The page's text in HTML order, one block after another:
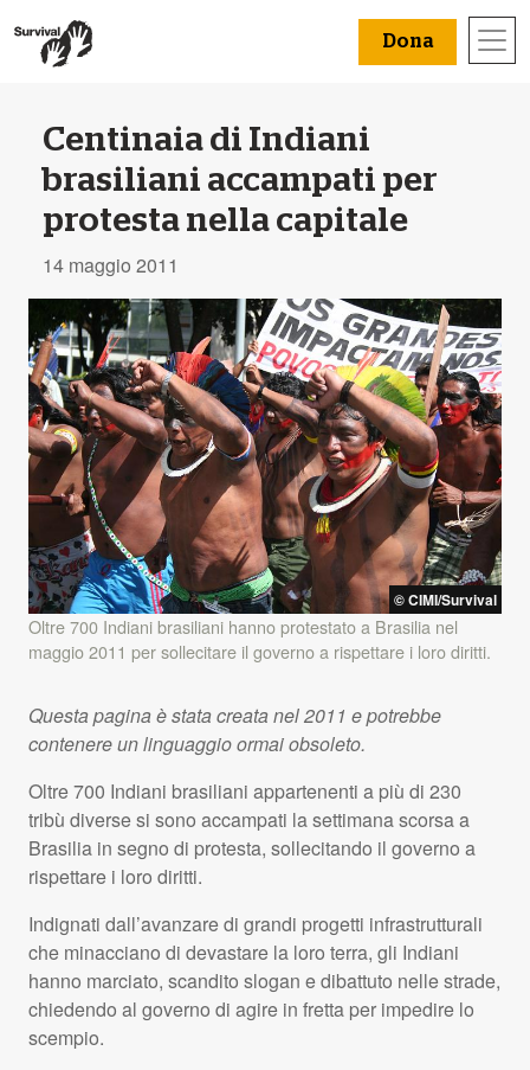
Dona
Centinaia di Indiani
brasiliani accampati per
protesta nella capitale
14 maggio 2011
©CIMI/Survival
Oltre 700 Indiani brasiliani hanno protestato a Brasilia nel
maggio 2011 per sollecitare il governo a rispettare i loro diritti.
Questa pagina è stata creata nel 2011 e potrebbe
contenere un linguaggio ormai obsoleto.
Oltre 700 Indiani brasiliani appartenenti a più di 230
tribù diverse si sono accampati la settimana scorsa a
Brasilia in segno di protesta, sollecitando il governo a
rispettare i loro diritti.
Indignati dall’avanzare di grandi progetti infrastrutturali
che minacciano di devastare la loro terra, gli Indiani
hanno marciato, scandito slogan e dibattuto nelle strade,
chiedendo al governo di agire in fretta per impedire lo
scempio.